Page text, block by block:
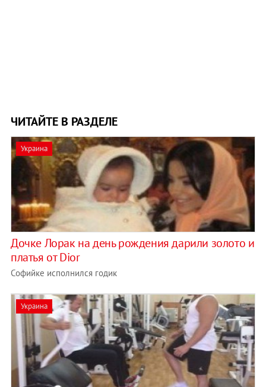
ЧИТАЙТЕ В РАЗДЕЛЕ
Украина
Дочке Лорак на день рождения дарили золото и
платья от Dior
Софийке исполнился годик
Украина